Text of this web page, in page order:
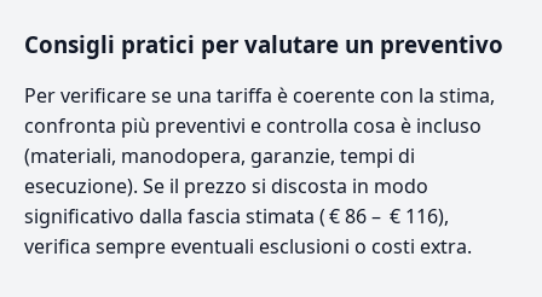
Consigli pratici per valutare un preventivo
Per verificare se una tariffa è coerente con la stima,
confronta più preventivi e controlla cosa è incluso
(materiali, manodopera, garanzie, tempi di
esecuzione). Se il prezzo si discosta in modo
significativo dalla fascia stimata ( € 86 – € 116),
verifica sempre eventuali esclusioni o costi extra.